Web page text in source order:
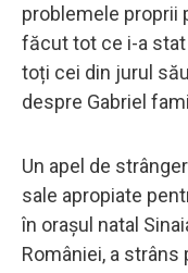
problemele proprii
făcut tot ce i-a
toți cei din jurul
despre Gabriel
Un apel de
sale apropiate
în orașul natal
României, a